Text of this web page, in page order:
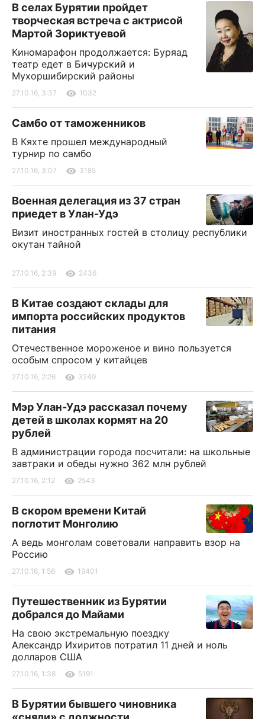
В селах Бурятии пройдет
творческая встреча с актрисой
Мартой Зориктуевой
Киномарафон продолжается: Буряад
театр едет в Бичурский и
Мухоршибирский районы
27.10.16, 3:37 1032
Самбо от таможенников
В Кяхте прошел международный
турнир по самбо
27.10.16, 3:07 3185
Военная делегация из 37 стран
приедет в Улан-Удэ
Визит иностранных гостей в столицу республики
окутан тайной
27.10.16, 2:39 2436
В Китае создают склады для
импорта российских продуктов
питания
Отечественное мороженое и вино пользуется
особым спросом у китайцев
27.10.16, 2:26 3249
Мэр Улан-Удэ рассказал почему
детей в школах кормят на 20
рублей
В администрации города посчитали: на школьные
завтраки и обеды нужно 362 млн рублей
27.10.16, 2:12 2543
В скором времени Китай
поглотит Монголию
А ведь монголам советовали направить взор на
Россию
27.10.16, 1:56 19401
Путешественник из Бурятии
добрался до Майами
На свою экстремальную поездку
Александр Ихиритов потратил 11 дней и ноль
долларов США
27.10.16, 1:38 5191
В Бурятии бывшего чиновника